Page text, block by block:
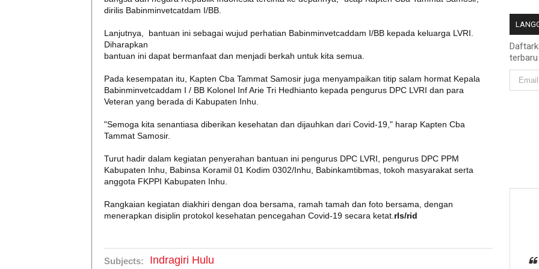
dirilis Babinminvetcatdam I/BB.
Lanjutnya, bantuan ini sebagai wujud perhatian Babinminvetcaddam I/BB kepada keluarga LVRI.
Diharapkan
bantuan ini dapat bermanfaat dan menjadi berkah untuk kita semua.
Pada kesempatan itu, Kapten Cba Tammat Samosir juga menyampaikan titip salam hormat Kepala
Babinminvetcaddam I / BB Kolonel Inf Arie Tri Hedhianto kepada pengurus DPC LVRI dan para
Veteran yang berada di Kabupaten Inhu.
"Semoga kita senantiasa diberikan kesehatan dan dijauhkan dari Covid-19," harap Kapten Cba
Tammat Samosir.
Turut hadir dalam kegiatan penyerahan bantuan ini pengurus DPC LVRI, pengurus DPC PPM
Kabupaten Inhu, Babinsa Koramil 01 Kodim 0302/Inhu, Babinkamtibmas, tokoh masyarakat serta
anggota FKPPI Kabupaten Inhu.
Rangkaian kegiatan diakhiri dengan doa bersama, ramah tamah dan foto bersama, dengan
menerapkan disiplin protokol kesehatan pencegahan Covid-19 secara ketat. rls/rid
Subjects: Indragiri Hulu